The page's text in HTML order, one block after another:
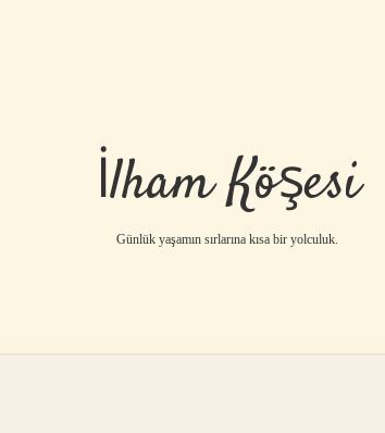
İlham Köşesi
Günlük yaşamın sırlarına kısa bir yolculuk.